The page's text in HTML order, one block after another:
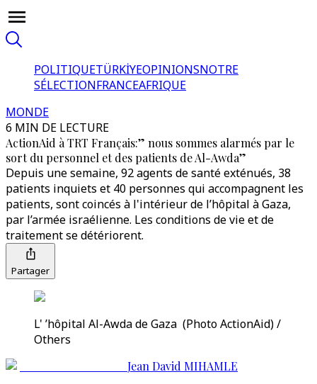
POLITIQUETÜRKİYEOPINIONSNOTRE
SÉLECTIONFRANCEAFRIQUE
MONDE
6 MIN DE LECTURE
ActionAid à TRT Français:” nous sommes alarmés par le
sort du personnel et des patients de Al-Awda”
Depuis une semaine, 92 agents de santé exténués, 38
patients inquiets et 40 personnes qui accompagnent les
patients, sont coincés à l'intérieur de l’hôpital à Gaza,
par l’armée israélienne. Les conditions de vie et de
traitement se détériorent.
Partager
L' ’hôpital Al-Awda de Gaza (Photo ActionAid) /
Others
Jean David MIHAMLE